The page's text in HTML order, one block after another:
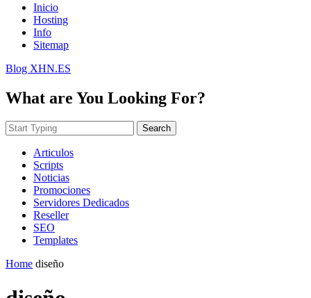
Inicio
Hosting
Info
Sitemap
Blog XHN.ES
What are You Looking For?
Search
Articulos
Scripts
Noticias
Promociones
Servidores Dedicados
Reseller
SEO
Templates
Home diseño